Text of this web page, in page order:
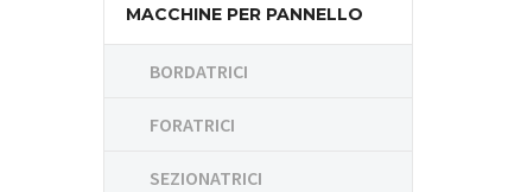
MACCHINE PER PANNELLO
BORDATRICI
FORATRICI
SEZIONATRICI